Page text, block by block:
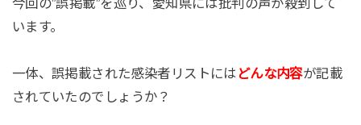
今回の”誤掲載”を巡り、愛知県には批判の声が殺到して
います。
一体、誤掲載された感染者リストにはどんな内容が記載
されていたのでしょうか？